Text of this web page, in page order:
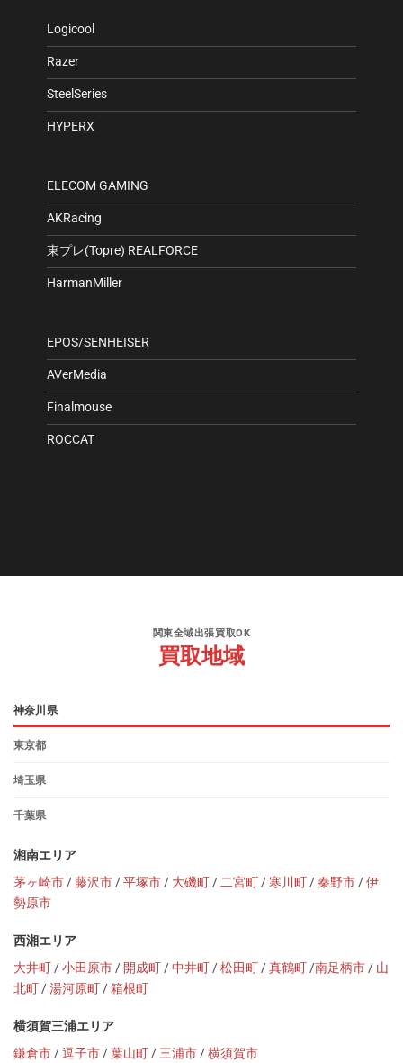
Logicool
Razer
SteelSeries
HYPERX
ELECOM GAMING
AKRacing
東プレ(Topre) REALFORCE
HarmanMiller
EPOS/SENHEISER
AVerMedia
Finalmouse
ROCCAT
関東全域出張買取OK
買取地域
神奈川県
東京都
埼玉県
千葉県
湘南エリア
茅ヶ崎市/藤沢市/平塚市/ 大磯町/二宮町/寒川町/秦野市/伊
勢原市
西湘エリア
大井町/小田原市/ 開成町/中井町/松田町/真鶴町/南足柄市/ 山
北町/湯河原町/箱根町
横須賀三浦エリア
鎌倉市/逗子市/葉山町/三浦市/横須賀市